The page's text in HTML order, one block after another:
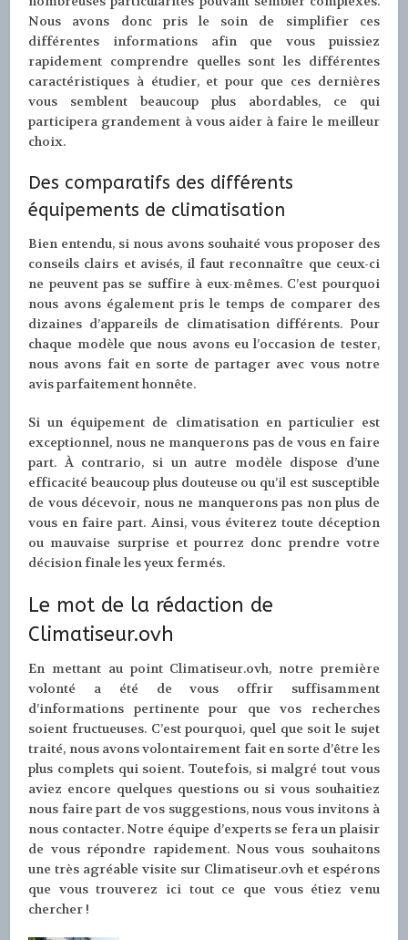
Nous avons donc pris le soin de simplifier ces
différentes informations afin que vous puissiez
rapidement comprendre quelles sont les différentes
caractéristiques à étudier, et pour que ces dernières
vous semblent beaucoup plus abordables, ce qui
participera grandement à vous aider à faire le meilleur
choix.
Des comparatifs des différents
équipements de climatisation
Bien entendu, si nous avons souhaité vous proposer des
conseils clairs et avisés, il faut reconnaître que ceux-ci
ne peuvent pas se suffire à eux-mêmes. C’est pourquoi
nous avons également pris le temps de comparer des
dizaines d’appareils de climatisation différents. Pour
chaque modèle que nous avons eu l’occasion de tester,
nous avons fait en sorte de partager avec vous notre
avis parfaitement honnête.
Si un équipement de climatisation en particulier est
exceptionnel, nous ne manquerons pas de vous en faire
part. À contrario, si un autre modèle dispose d’une
efficacité beaucoup plus douteuse ou qu’il est susceptible
de vous décevoir, nous ne manquerons pas non plus de
vous en faire part. Ainsi, vous éviterez toute déception
ou mauvaise surprise et pourrez donc prendre votre
décision finale les yeux fermés.
Le mot de la rédaction de
Climatiseur.ovh
En mettant au point Climatiseur.ovh, notre première
volonté a été de vous offrir suffisamment
d’informations pertinente pour que vos recherches
soient fructueuses. C’est pourquoi, quel que soit le sujet
traité, nous avons volontairement fait en sorte d’être les
plus complets qui soient. Toutefois, si malgré tout vous
aviez encore quelques questions ou si vous souhaitiez
nous faire part de vos suggestions, nous vous invitons à
nous contacter. Notre équipe d’experts se fera un plaisir
de vous répondre rapidement. Nous vous souhaitons
une très agréable visite sur Climatiseur.ovh et espérons
que vous trouverez ici tout ce que vous étiez venu
chercher !